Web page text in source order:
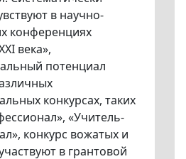
в научно-
конференциях
века»,
потенциал
конкурсах, таких
«Учитель-
конкурс вожатых и
в грантовой